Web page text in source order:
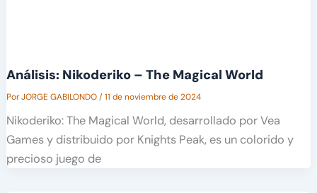
Análisis: Nikoderiko – The Magical World
PorJORGE GABILONDO/11 de noviembre de 2024
Nikoderiko: The Magical World, desarrollado por Vea
Games y distribuido por Knights Peak, es un colorido y
precioso juego de